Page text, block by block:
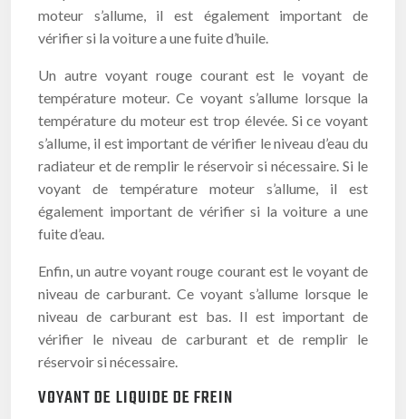
moteur s’allume, il est également important de
vérifier si la voiture a une fuite d’huile.
Un autre voyant rouge courant est le voyant de
température moteur. Ce voyant s’allume lorsque la
température du moteur est trop élevée. Si ce voyant
s’allume, il est important de vérifier le niveau d’eau du
radiateur et de remplir le réservoir si nécessaire. Si le
voyant de température moteur s’allume, il est
également important de vérifier si la voiture a une
fuite d’eau.
Enfin, un autre voyant rouge courant est le voyant de
niveau de carburant. Ce voyant s’allume lorsque le
niveau de carburant est bas. Il est important de
vérifier le niveau de carburant et de remplir le
réservoir si nécessaire.
VOYANT DE LIQUIDE DE FREIN